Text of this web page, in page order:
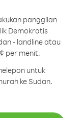
panggilan
Demokratis
- landline atau
per menit.
untuk
ke Sudan.